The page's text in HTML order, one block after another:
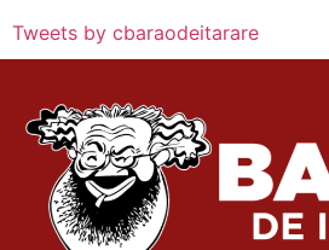
Tweets by cbaraodeitarare